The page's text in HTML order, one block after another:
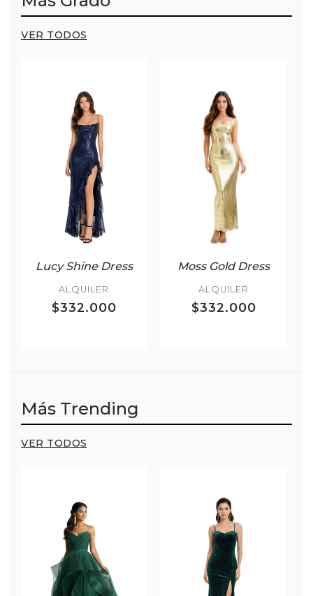
VER TODOS
Lucy Shine Dress
ALQUILER
$332.000
Moss Gold Dress
ALQUILER
$332.000
Más Trending
VER TODOS